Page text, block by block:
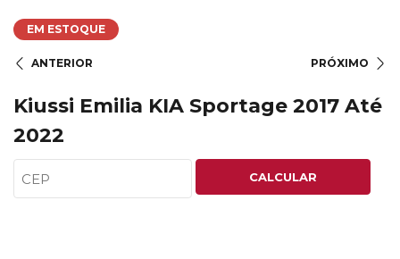
EM ESTOQUE
ANTERIOR PRÓXIMO
Kiussi Emilia KIA Sportage 2017 Até
2022
CALCULAR